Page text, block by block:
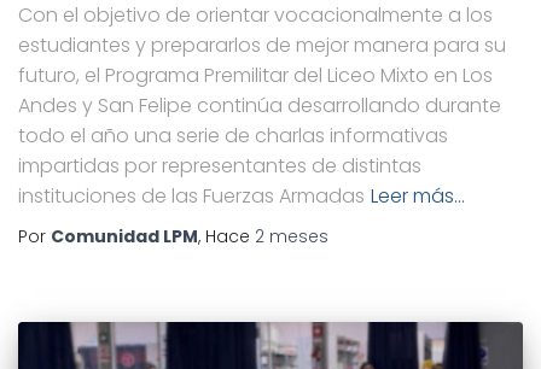
Con el objetivo de orientar vocacionalmente a los
estudiantes y prepararlos de mejor manera para su
futuro, el Programa Premilitar del Liceo Mixto en Los
Andes y San Felipe continúa desarrollando durante
todo el año una serie de charlas informativas
impartidas por representantes de distintas
instituciones de las Fuerzas Armadas Leer más…
Por Comunidad LPM, Hace 2 meses